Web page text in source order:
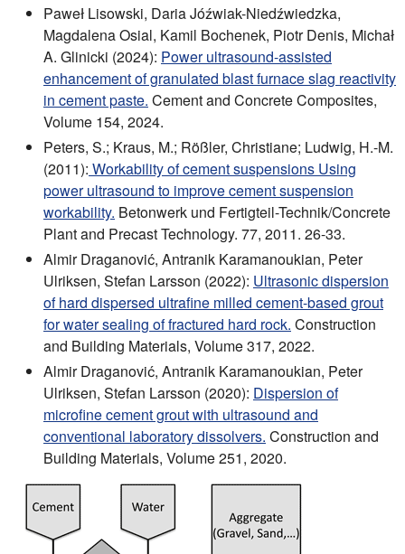
Paweł Lisowski, Daria Jóźwiak-Niedźwiedzka,
Magdalena Osial, Kamil Bochenek, Piotr Denis, Michał
A. Glinicki (2024): Power ultrasound-assisted
enhancement of granulated blast furnace slag reactivity
in cement paste. Cement and Concrete Composites,
Volume 154, 2024.
Peters, S.; Kraus, M.; Rößler, Christiane; Ludwig, H.-M.
(2011): Workability of cement suspensions Using
power ultrasound to improve cement suspension
workability. Betonwerk und Fertigteil-Technik/Concrete
Plant and Precast Technology. 77, 2011. 26-33.
Almir Draganović, Antranik Karamanoukian, Peter
Ulriksen, Stefan Larsson (2022): Ultrasonic dispersion
of hard dispersed ultrafine milled cement-based grout
for water sealing of fractured hard rock. Construction
and Building Materials, Volume 317, 2022.
Almir Draganović, Antranik Karamanoukian, Peter
Ulriksen, Stefan Larsson (2020): Dispersion of
microfine cement grout with ultrasound and
conventional laboratory dissolvers. Construction and
Building Materials, Volume 251, 2020.